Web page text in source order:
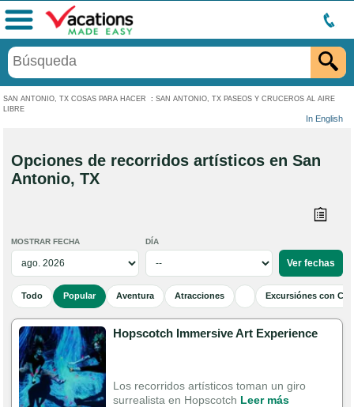
SAN ANTONIO, TX COSAS PARA HACER : SAN ANTONIO, TX PASEOS Y CRUCEROS AL AIRE
LIBRE
In English
Menú
Opciones de recorridos artísticos en San
Antonio, TX
MOSTRAR FECHA DÍA
Todo Popular Aventura Atracciones Excursiónes con
Hopscotch Immersive Art Experience
Los recorridos artísticos toman un giro
surrealista en Hopscotch Leer más